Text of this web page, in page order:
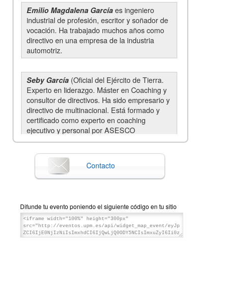
Emilio Magdalena García es ingeniero
industrial de profesión, escritor y soñador de
vocación. Ha trabajado muchos años como
directivo en una empresa de la industria
automotriz.
Seby García (Oficial del Ejército de Tierra.
Experto en liderazgo. Máster en Coaching y
consultor de directivos. Ha sido empresario y
directivo de multinacional. Está formado y
certificado como experto en coaching
ejecutivo y personal por ASESCO
(Asociación Española de Coaching) con el
Master of Science in Coaching (Facultad de
Psicología de la Bircham International
University). Practitioner en PNL por la ITA
Nacional de Administración Pública) y la
Escuela de Guerra del Ejército (centro
docente militar de perfeccionamiento).
Contacto
Difunde tu evento poniendo el siguiente código en tu sitio